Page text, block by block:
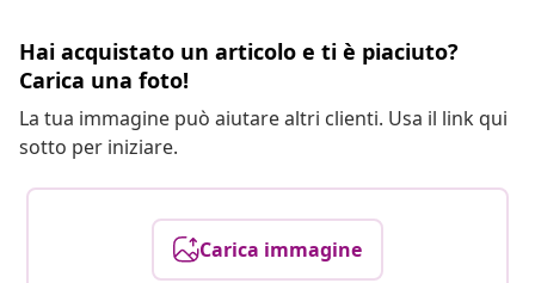
Hai acquistato un articolo e ti è piaciuto?
Carica una foto!
La tua immagine può aiutare altri clienti. Usa il link qui
sotto per iniziare.
Carica immagine